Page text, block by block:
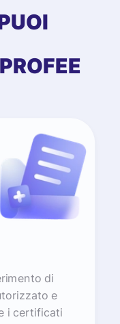
di
e
i certificati